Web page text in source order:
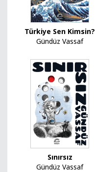
Türkiye Sen Kimsin?
Gündüz Vassaf
Sınırsız
Gündüz Vassaf